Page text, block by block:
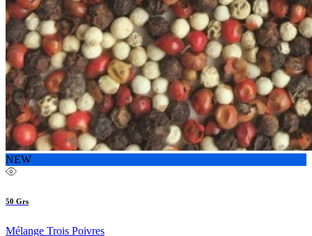
NEW
50 Grs
Mélange Trois Poivres